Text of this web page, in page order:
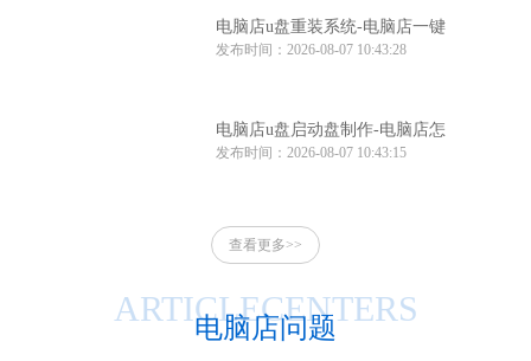
电脑店u盘重装系统-电脑店一键
u盘重装系统
发布时间：2026-08-07 10:43:28
电脑店u盘启动盘制作-电脑店怎
么制作u盘启动盘
发布时间：2026-08-07 10:43:15
查看更多>>
电脑店问题
ARTICLECENTERS